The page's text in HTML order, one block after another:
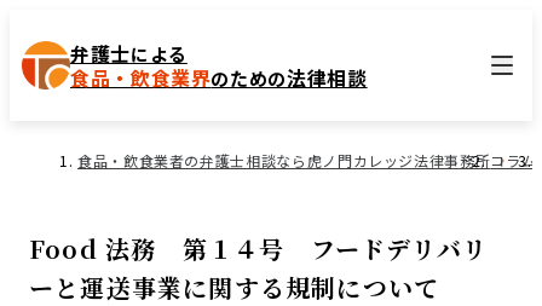
弁護士による
食品・飲食業界のための法律相談
食品・飲食業者の弁護士相談なら虎ノ門カレッジ法律事務所コラム
Food 法務 第１４号 フードデリバリ
ーと運送事業に関する規制について